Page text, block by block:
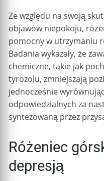
Ze względu na swoją
objawów niepokoju,
pomocny w utrzymaniu
Badania wykazały, że
chemiczne, takie jak
tyrozolu, zmniejszają
jednocześnie
odpowiedzialnych za
syntezowaną przez
Różeniec
depresją